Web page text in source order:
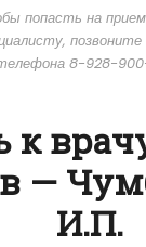
попасть на
8-928-
к
—
И.П.